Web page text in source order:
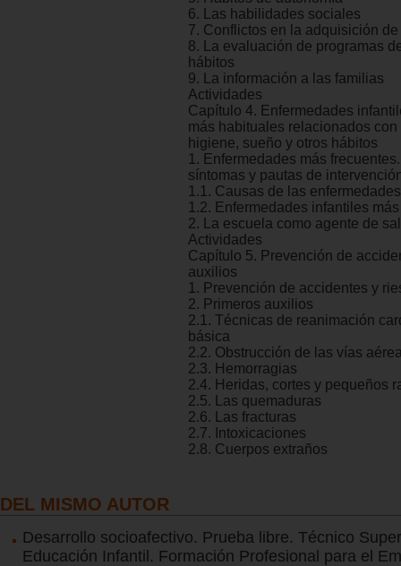
6. Las habilidades sociales
7. Conflictos en la adquisición
8. La evaluación de programas
hábitos
9. La información a las familias
Actividades
Capítulo 4. Enfermedades
más habituales relacionados
higiene, sueño y otros hábitos
1. Enfermedades más
síntomas y pautas de
1.1. Causas de las enfermedades
1.2. Enfermedades infantiles
2. La escuela como agente de
Actividades
Capítulo 5. Prevención de
auxilios
1. Prevención de accidentes y
2. Primeros auxilios
2.1. Técnicas de reanimación
básica
2.2. Obstrucción de las vías
2.3. Hemorragias
2.4. Heridas, cortes y pequeños
2.5. Las quemaduras
2.6. Las fracturas
2.7. Intoxicaciones
2.8. Cuerpos extraños
DEL MISMO AUTOR
Desarrollo socioafectivo. Prueba libre. Técnico
Educación Infantil. Formación Profesional para el